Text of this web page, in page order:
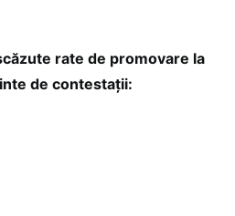
rate de promovare la
de contestații: